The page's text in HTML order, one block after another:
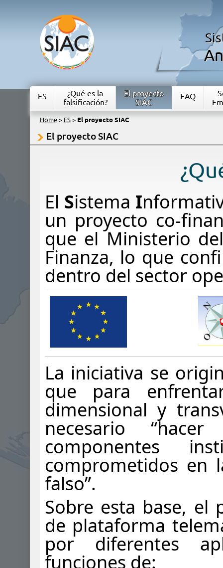
ES
¿Qué es la
falsificación?
El proyecto
SIAC
FAQ
Home> ES> El proyecto SIAC
El proyecto SIAC
El Sistema I
un proyecto co-
que el Ministerio
Finanza, lo que
dentro del sector
La iniciativa se
que para
dimensional y
necesario
componentes
comprometidos en
falso”.
Sobre esta base, el
de plataforma
por diferentes
funciones de: